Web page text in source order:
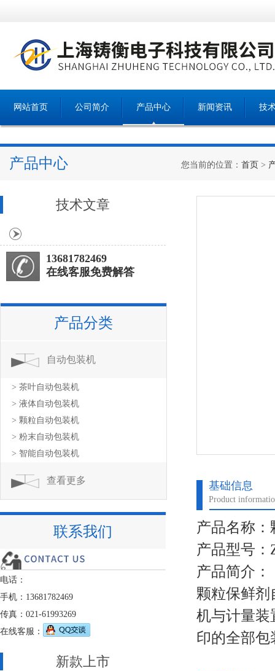
网站首页 公司简介 产品中心 新闻资讯 技
产品中心 您当前的位置： 首页 >
基础信息
Product
产品名称
产品型号：
产品简介：
颗粒保鲜
机与计量装
印的全部包
技术文章
13681782469
在线客服免费解答
产品分类
自动包装机
> 茶叶自动包装机
> 液体自动包装机
> 颗粒自动包装机
> 粉末自动包装机
> 智能自动包装机
查看更多
联系我们
电话：
手机：13681782469
传真：021-61993269
在线客服：
新款上市